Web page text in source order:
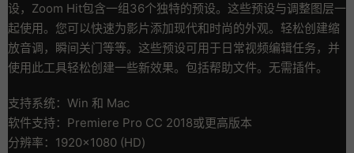
设，Zoom Hit包含一组36个独特的预设。这些预设与调整图层一
起使用。您可以快速为影片添加现代和时尚的外观。轻松创建缩
放音调，瞬间关门等等。这些预设可用于日常视频编辑任务，并
使用此工具轻松创建一些新效果。包括帮助文件。无需插件。
支持系统：Win 和 Mac
软件支持：Premiere Pro CC 2018或更高版本
分辨率：1920×1080 (HD)